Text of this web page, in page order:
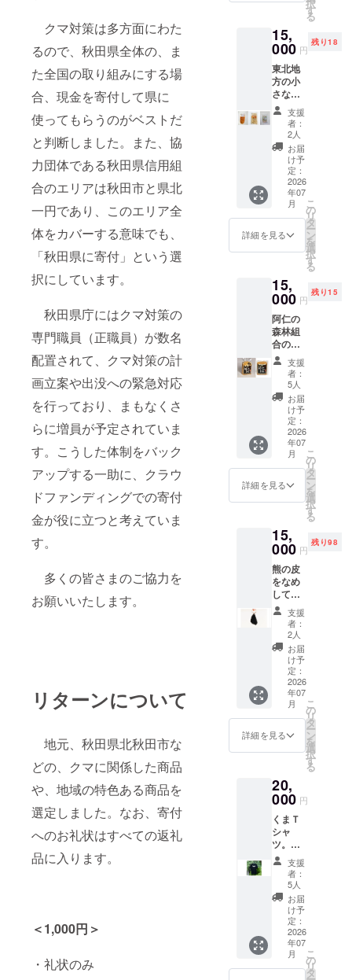
クマ対策は多方面にわた
るので、秋田県全体の、ま
た全国の取り組みにする場
合、現金を寄付して県に
使ってもらうのがベストだ
と判断しました。また、協
力団体である秋田県信用組
合のエリアは秋田市と県北
一円であり、このエリア全
体をカバーする意味でも、
「秋田県に寄付」という選
択にしています。
秋田県庁にはクマ対策の
専門職員（正職員）が数名
配置されて、クマ対策の計
画立案や出没への緊急対応
を行っており、まもなくさ
らに増員が予定されていま
す。こうした体制をバック
アップする一助に、クラウ
ドファンディングでの寄付
金が役に立つと考えていま
す。
多くの皆さまのご協力を
お願いいたします。
リターンについて
地元、秋田県北秋田市な
どの、クマに関係した商品
や、地域の特色ある商品を
選定しました。なお、寄付
へのお礼状はすべての返礼
品に入ります。
＜1,000円＞
・礼状のみ
いた、
風景の
イラス
トで
す。壁
にかけ
たり、
机上に
立てた
りでき
ます。
フレー
ムサイ
ズ160ｍ
ｍ×２１
３ｍ
ｍ。
択
す
る
15,
000 円
残り18
東北地
方の小
さなた
けのこ
（ネマ
ガリダ
ケ）の
水煮
（180
ｇ）
と、お
つまみ
やごは
んの友
に最適
のキム
（130
ｇ）、
それに
特産の
クロモ
ジを
使った
のど飴
（８０
ｇ）
を、２
０セッ
ト限定
でお届
けしま
す。 山
菜加工
阿仁萱
草の建
設業・
上杉組
の商品
です。
原材料
及び添
加物等
の食品
表示は
お届け
商品の
ラベル
に表記
されま
す。商
届けの
リター
付され
たラベ
ルや注
意書き
をご確
認くだ
さい。
支援
者：
2人
お届
け予
定：
2026
年07
月
詳細を見る
こ
の
リ
タ
ー
ン
を
選
択
す
る
15,
000 円
残り15
阿仁の
森林組
合の工
場で作
られる
「阿仁
みそ」
は、固
定ファ
ンが多
い一品
です。
今回
は、甘
口「極
み」と
それぞ
れ１㎏
に、奥
阿仁の
精まい
家で作
られた
バター
もち
（ミニ
サイ
ズ・６
０ｇ）
を添え
て、
クール
便でお
０セッ
ト。 原
材料及
び添加
物等の
食品表
示はお
届け商
品のラ
ベルに
表記さ
れま
す。商
品開封
前には
必ずお
支援
者：
5人
お届
け予
定：
2026
年07
月
詳細を見る
こ
の
リ
タ
ー
ン
を
選
択
す
る
15,
000 円
残り98
熊の皮
をなめ
して長
持ちす
るよう
に加工
したも
のが
「熊
革」。
処分さ
れるこ
とが多
かった
熊の毛
皮を、
技術で
すてき
な革製
品にし
ていま
す。
キーホ
ルダー
に使う
革は、
一つと
して同
じ形が
ありま
せん。
大きな
支援
者：
2人
お届
け予
定：
2026
年07
月
詳細を見る
こ
の
リ
タ
ー
ン
を
選
択
す
る
20,
000 円
くまＴ
シャ
ツ。不
思議と
人気の
ツキノ
ワグマ
になれ
る(？)T
シャツ
です。
シンプ
ルなデ
支援
者：
5人
お届
け予
定：
2026
年07
月
こ
の
リ
タ